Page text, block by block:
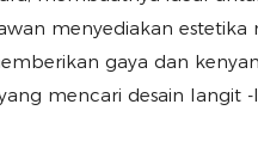
menyediakan
gaya dan
mencari desain langit